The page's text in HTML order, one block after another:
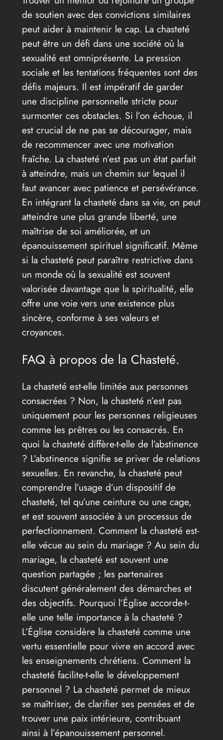
de soutien avec des convictions similaires
peut aider à maintenir le cap. La chasteté
peut être un défi dans une société où la
sexualité est omniprésente. La pression
sociale et les tentations fréquentes sont des
défis majeurs. Il est impératif de garder
une discipline personnelle stricte pour
surmonter ces obstacles. Si l’on échoue, il
est crucial de ne pas se décourager, mais
de recommencer avec une motivation
fraîche. La chasteté n’est pas un état parfait
à atteindre, mais un chemin sur lequel il
faut avancer avec patience et persévérance.
En intégrant la chasteté dans sa vie, on peut
atteindre une plus grande liberté, une
maîtrise de soi améliorée, et un
épanouissement spirituel significatif. Même
si la chasteté peut paraître restrictive dans
un monde où la sexualité est souvent
valorisée davantage que la spiritualité, elle
offre une voie vers une existence plus
sincère, conforme à ses valeurs et
croyances.
FAQ à propos de la Chasteté.
La chasteté est-elle limitée aux personnes
consacrées ? Non, la chasteté n’est pas
uniquement pour les personnes religieuses
comme les prêtres ou les consacrés. En
quoi la chasteté diffère-t-elle de l’abstinence
? L’abstinence signifie se priver de relations
sexuelles. En revanche, la chasteté peut
comprendre l’usage d’un dispositif de
chasteté, tel qu’une ceinture ou une cage,
et est souvent associée à un processus de
perfectionnement. Comment la chasteté est-
elle vécue au sein du mariage ? Au sein du
mariage, la chasteté est souvent une
question partagée ; les partenaires
discutent généralement des démarches et
des objectifs. Pourquoi l’Église accorde-t-
elle une telle importance à la chasteté ?
L’Église considère la chasteté comme une
vertu essentielle pour vivre en accord avec
les enseignements chrétiens. Comment la
chasteté facilite-t-elle le développement
personnel ? La chasteté permet de mieux
se maîtriser, de clarifier ses pensées et de
trouver une paix intérieure, contribuant
ainsi à l’épanouissement personnel.